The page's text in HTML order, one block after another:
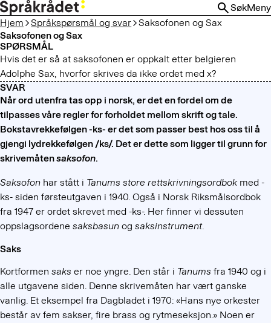
HOPP
TIL
HOVEDINNHOLD
SøkMeny
Hjem
Språkspørsmål og svar Saksofonen og Sax
Saksofonen og Sax
SPØRSMÅL
Hvis det er så at saksofonen er oppkalt etter belgieren
Adolphe Sax, hvorfor skrives da ikke ordet med x?
SVAR
Når ord utenfra tas opp i norsk, er det en fordel om de
tilpasses våre regler for forholdet mellom skrift og tale.
Bokstavrekkefølgen -ks- er det som passer best hos oss til å
gjengi lydrekkefølgen /ks/. Det er dette som ligger til grunn for
skrivemåtensaksofon.
Saksofon har stått i Tanums store rettskrivningsordbokmed -
ks- siden førsteutgaven i 1940. Også i Norsk Riksmålsordbok
fra 1947 er ordet skrevet med -ks-. Her finner vi dessuten
oppslagsordene saksbasun og saksinstrument.
Saks
Kortformen saks er noe yngre. Den står i Tanums fra 1940 og i
alle utgavene siden. Denne skrivemåten har vært ganske
vanlig. Et eksempel fra Dagbladet i 1970: «Hans nye orkester
består av fem sakser, fire brass og rytmeseksjon.» Noen er